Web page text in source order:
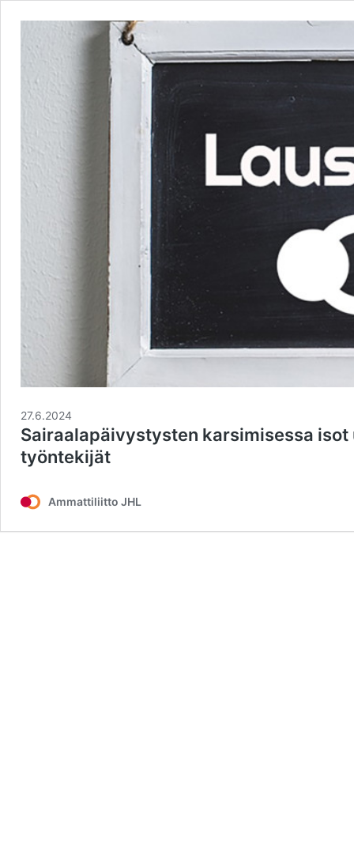
27.6.2024
Sairaalapäivystysten karsimisessa
työntekijät
Ammattiliitto JHL